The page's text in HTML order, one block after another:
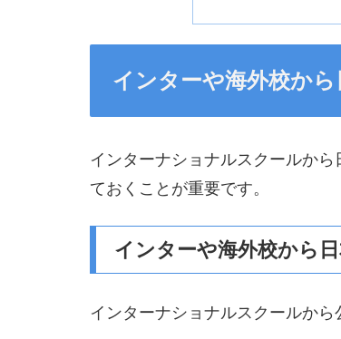
インターや海外校か
インターナショナルスクールか
ておくことが重要です。
インターや海外校から
インターナショナルスクールから